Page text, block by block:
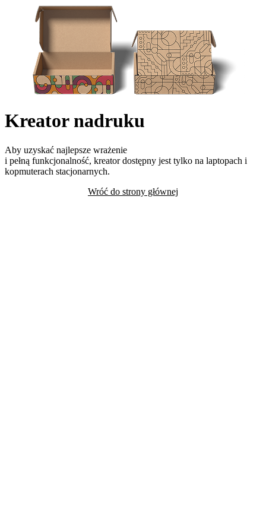
Kreator nadruku
Aby uzyskać najlepsze wrażenie
i pełną funkcjonalność, kreator dostępny jest tylko na laptopach i
kopmuterach stacjonarnych.
Wróć do strony głównej